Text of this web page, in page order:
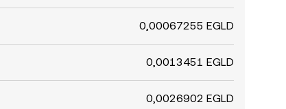
0,00067255 EGLD
0,0013451 EGLD
0,0026902 EGLD